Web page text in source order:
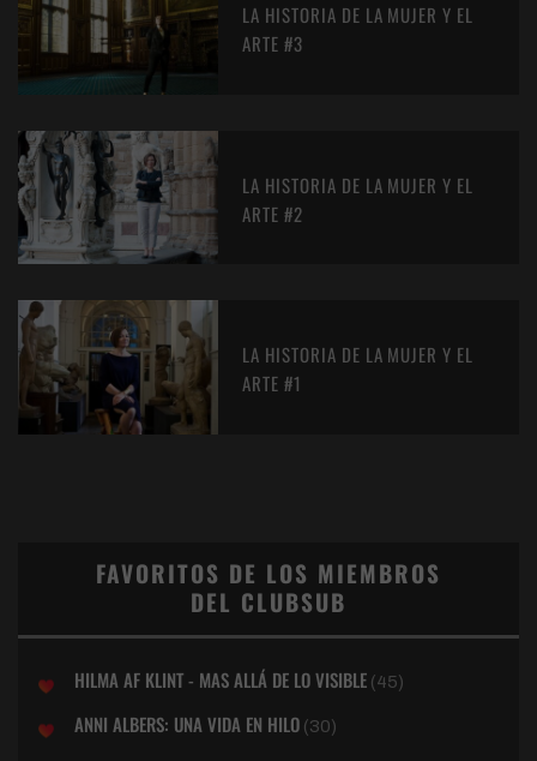
LA HISTORIA DE LA MUJER Y EL
ARTE #3
LA HISTORIA DE LA MUJER Y EL
ARTE #2
LA HISTORIA DE LA MUJER Y EL
ARTE #1
FAVORITOS DE LOS MIEMBROS
DEL CLUBSUB
HILMA AF KLINT - MAS ALLÁ DE LO VISIBLE (45)
ANNI ALBERS: UNA VIDA EN HILO (30)